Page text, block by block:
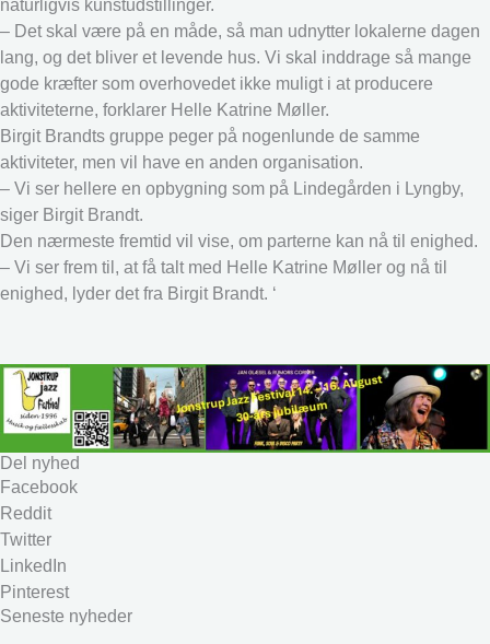
naturligvis kunstudstillinger.
– Det skal være på en måde, så man udnytter lokalerne dagen
lang, og det bliver et levende hus. Vi skal inddrage så mange
gode kræfter som overhovedet ikke muligt i at producere
aktiviteterne, forklarer Helle Katrine Møller.
Birgit Brandts gruppe peger på nogenlunde de samme
aktiviteter, men vil have en anden organisation.
– Vi ser hellere en opbygning som på Lindegården i Lyngby,
siger Birgit Brandt.
Den nærmeste fremtid vil vise, om parterne kan nå til enighed.
– Vi ser frem til, at få talt med Helle Katrine Møller og nå til
enighed, lyder det fra Birgit Brandt. ‘
Del nyhed
Facebook
Reddit
Twitter
LinkedIn
Pinterest
Seneste nyheder